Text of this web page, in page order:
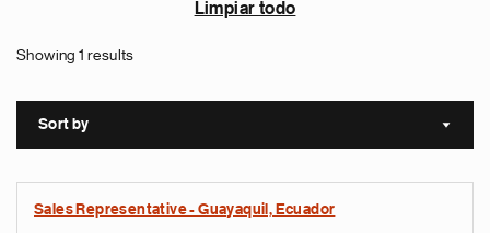
Limpiar todo
Showing 1 results
Sort by Sort
Sales Representative - Guayaquil, Ecuador